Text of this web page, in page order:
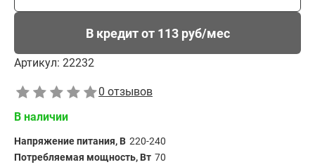
В кредит от 113 руб/мес
Артикул: 22232
0 отзывов
В наличии
Напряжение питания, В 220-240
Потребляемая мощность, Вт 70